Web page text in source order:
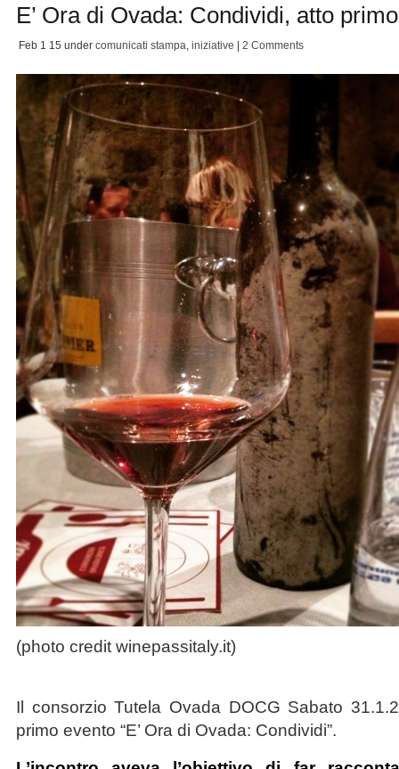
E’ Ora di Ovada: Condividi, atto primo
Feb 1 15 under comunicati stampa iniziative | 2 Comments
(photo credit winepassitaly.it)
Il consorzio Tutela Ovada DOCG Sabato
primo evento “E’ Ora di Ovada: Condividi”.